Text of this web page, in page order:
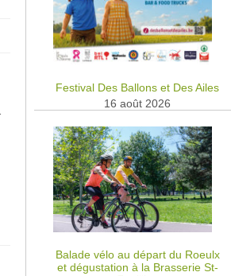
Festival Des Ballons et Des Ailes
16 août 2026
Balade vélo au départ du Roeulx
et dégustation à la Brasserie St-